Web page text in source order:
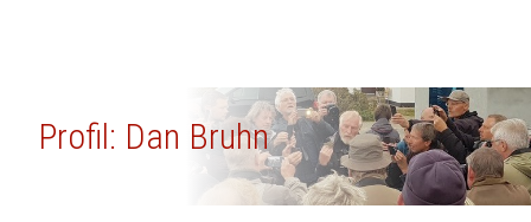
Profil: Dan Bruhn